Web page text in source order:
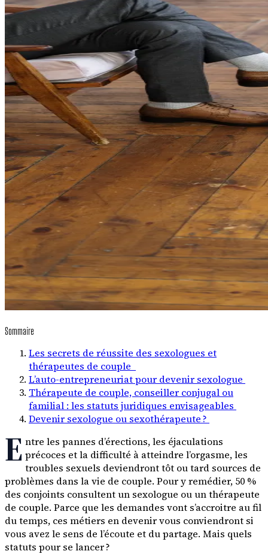
Sommaire
Les secrets de réussite des sexologues et
thérapeutes de couple
L’auto-entrepreneuriat pour devenir sexologue
Thérapeute de couple, conseiller conjugal ou
familial : les statuts juridiques envisageables
Devenir sexologue ou sexothérapeute ?
E ntre les pannes d’érections, les éjaculations
précoces et la difficulté à atteindre l’orgasme, les
troubles sexuels deviendront tôt ou tard sources de
problèmes dans la vie de couple. Pour y remédier, 50 %
des conjoints consultent un sexologue ou un thérapeute
de couple. Parce que les demandes vont s’accroitre au fil
du temps, ces métiers en devenir vous conviendront si
vous avez le sens de l’écoute et du partage. Mais quels
statuts pour se lancer ?